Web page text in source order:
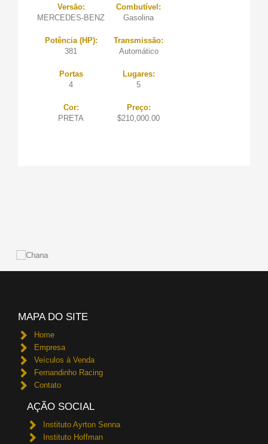
Versão:
MERCEDES-BENZ
Combutível:
Gasolina
Potência (HP):
381
Transmissão:
Automático
Portas
4
Lugares:
5
Cor:
PRETA
Preço:
$210,000.00
MAPA DO SITE
Home
Empresa
Veículos à Venda
Fernandinho Racing
Contato
AÇÃO SOCIAL
Instituto Ayrton Senna
Instituto Hoffman